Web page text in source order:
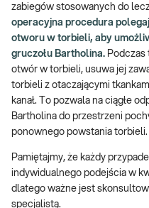
zabiegów stosowanych do
operacyjna procedura
otworu w torbieli, aby
gruczołu Bartholina. Podczas
otwór w torbieli, usuwa jej
torbieli z otaczającymi
kanał. To pozwala na ciągłe
Bartholina do przestrzeni
ponownego powstania torbieli.
Pamiętajmy, że każdy
indywidualnego podejścia w
dlatego ważne jest
specjalistą.